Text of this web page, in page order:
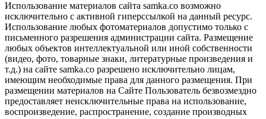
Использование материалов сайта samka.co возможно
исключительно с активной гиперссылкой на данный ресурс.
Использование любых фотоматериалов допустимо только с
письменного разрешения администрации сайта. Размещение
любых объектов интеллектуальной или иной собственности
(видео, фото, товарные знаки, литературные произведения и
т.д.) на сайте samka.co разрешено исключительно лицам,
имеющим необходимые права для данного размещения. При
размещении материалов на Сайте Пользователь безвозмездно
предоставляет неисключительные права на использование,
воспроизведение, распространение, создание производных